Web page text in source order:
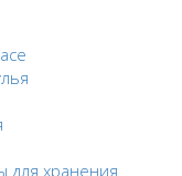
для хранения